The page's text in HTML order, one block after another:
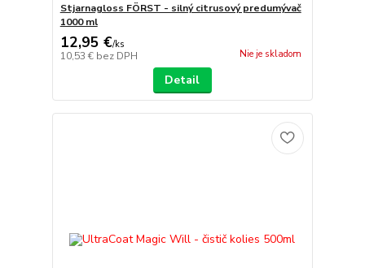
Stjarnagloss FÖRST - silný citrusový predumývač
1000 ml
12,95 €/ks
10,53 € bez DPH Nie je skladom
Detail